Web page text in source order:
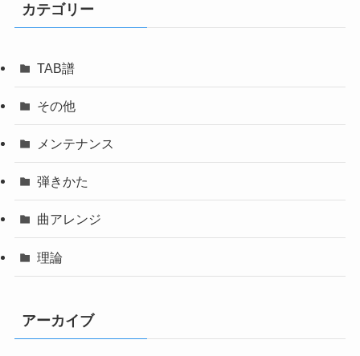
カテゴリー
TAB譜
その他
メンテナンス
弾きかた
曲アレンジ
理論
アーカイブ